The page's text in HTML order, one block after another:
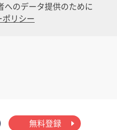
のデータ提供のために
リシー
無料登録